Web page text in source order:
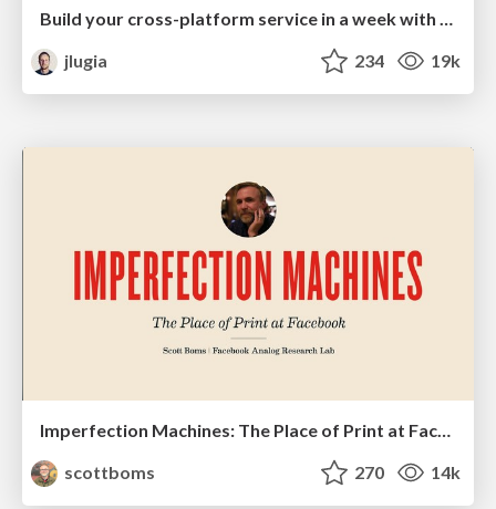
Build your cross-platform service in a week with App Engine
jlugia
234 19k
Imperfection Machines: The Place of Print at Facebook
scottboms
270 14k